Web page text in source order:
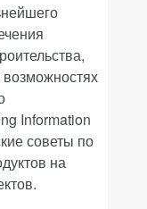
Information
советы по
на